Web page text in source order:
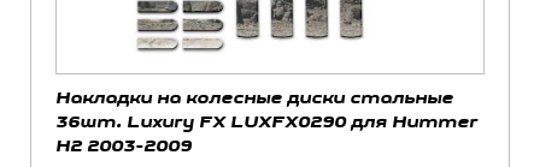
Накладки на колесные диски стальные
36шт. Luxury FX LUXFX0290 для Hummer
H2 2003-2009